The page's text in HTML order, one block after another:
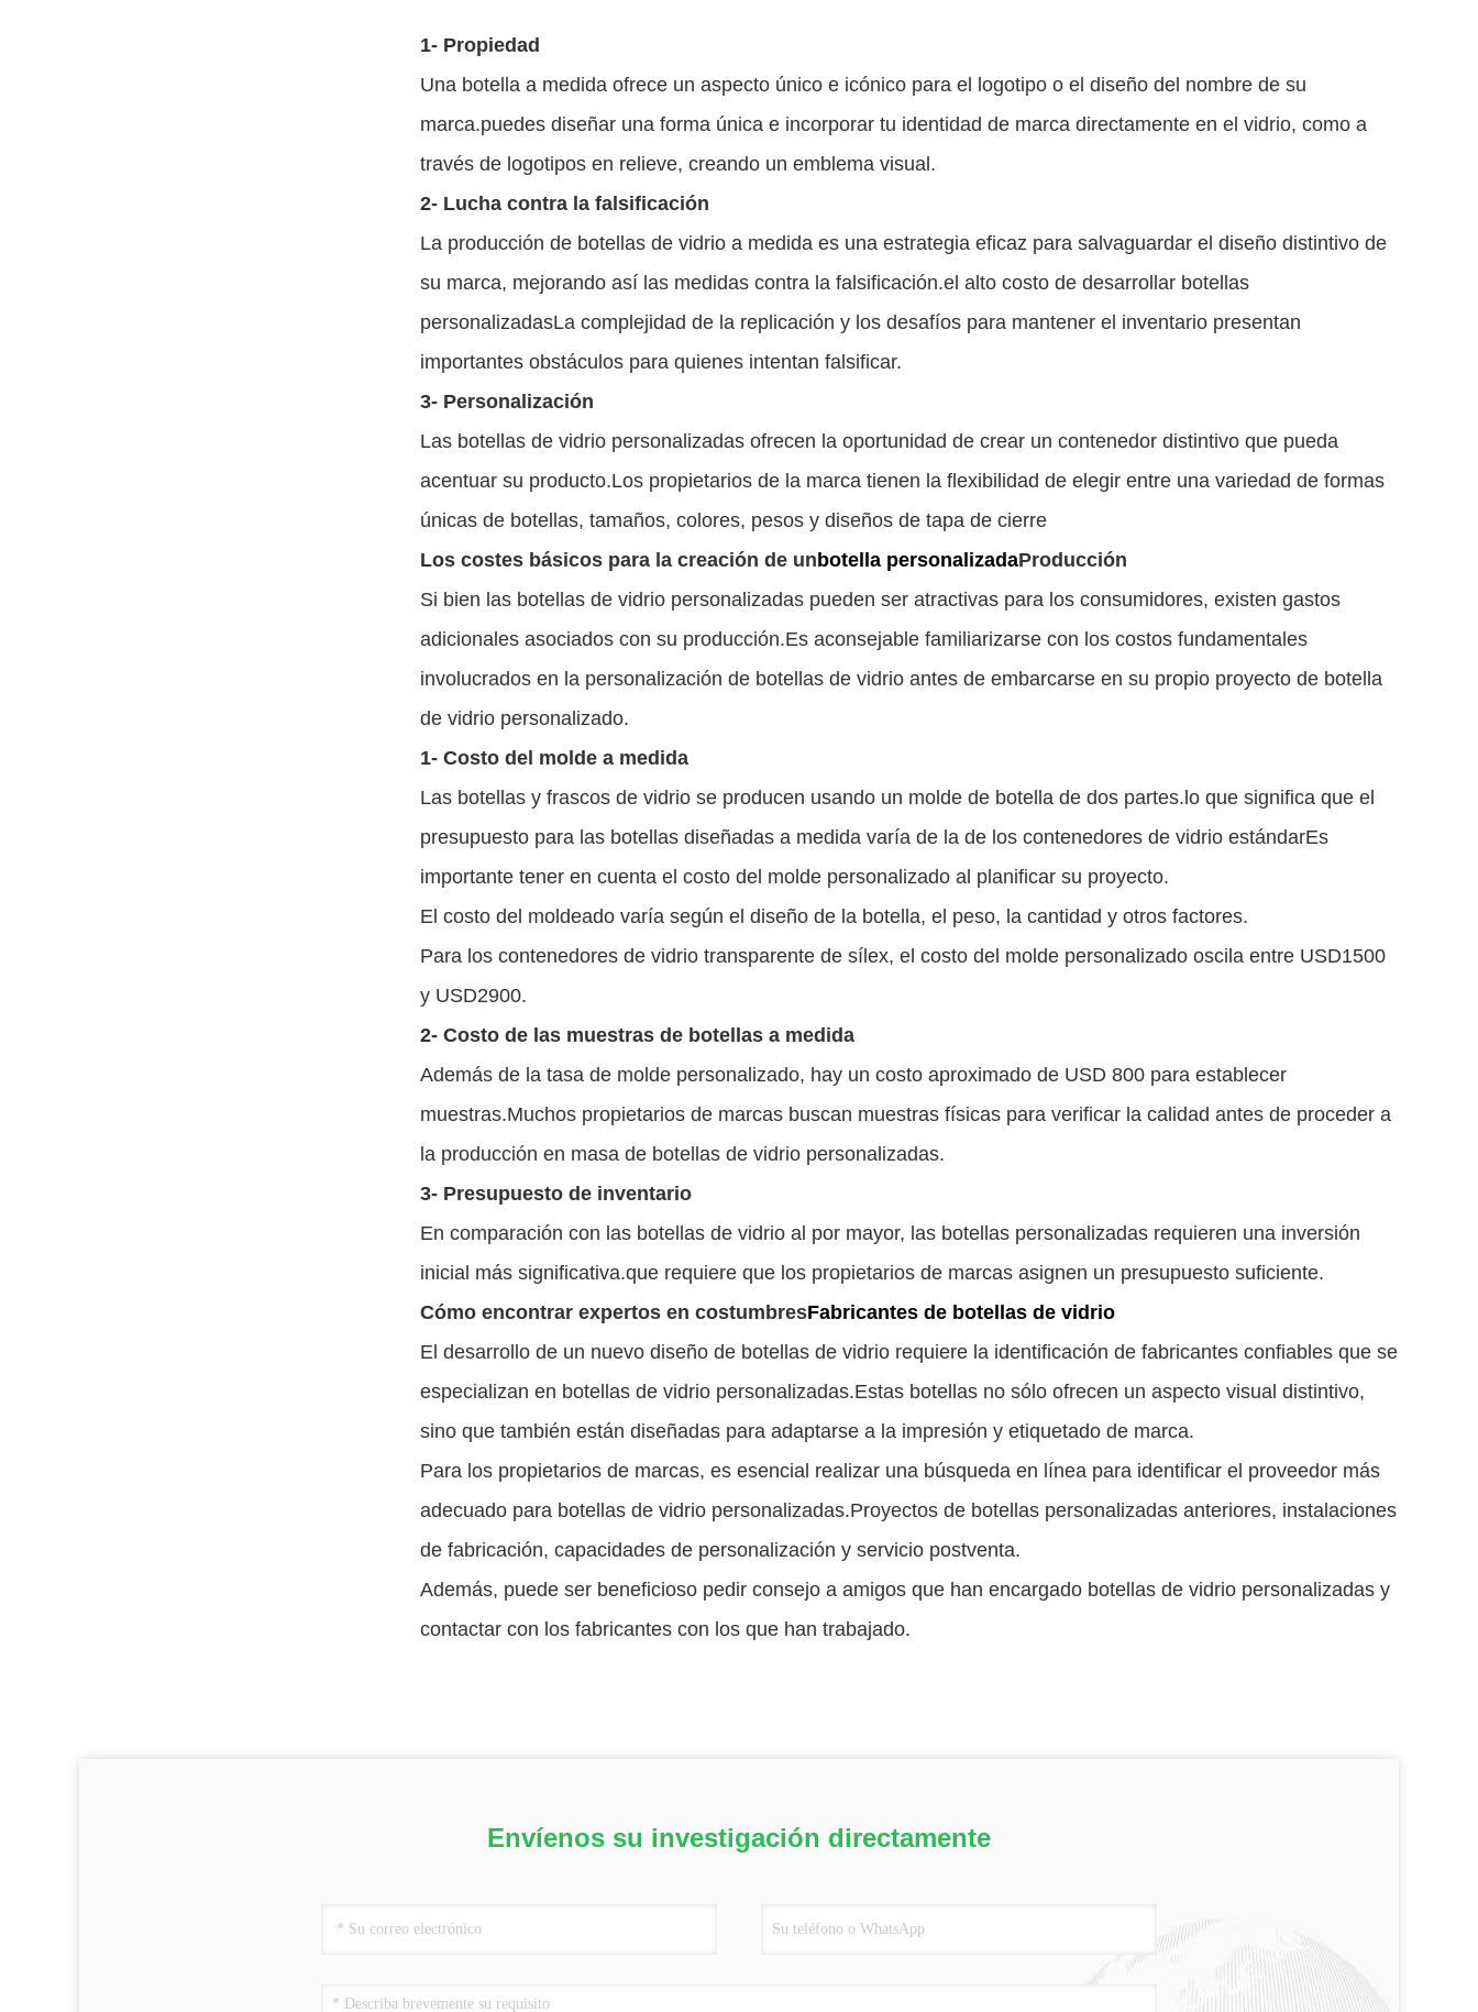
1- Propiedad
Una botella a medida ofrece un aspecto único e icónico para el logotipo o el diseño del nombre de su
marca.puedes diseñar una forma única e incorporar tu identidad de marca directamente en el vidrio, como a
través de logotipos en relieve, creando un emblema visual.
2- Lucha contra la falsificación
La producción de botellas de vidrio a medida es una estrategia eficaz para salvaguardar el diseño distintivo de
su marca, mejorando así las medidas contra la falsificación.el alto costo de desarrollar botellas
personalizadasLa complejidad de la replicación y los desafíos para mantener el inventario presentan
importantes obstáculos para quienes intentan falsificar.
3- Personalización
Las botellas de vidrio personalizadas ofrecen la oportunidad de crear un contenedor distintivo que pueda
acentuar su producto.Los propietarios de la marca tienen la flexibilidad de elegir entre una variedad de formas
únicas de botellas, tamaños, colores, pesos y diseños de tapa de cierre
Los costes básicos para la creación de un botella personalizadaProducción
Si bien las botellas de vidrio personalizadas pueden ser atractivas para los consumidores, existen gastos
adicionales asociados con su producción.Es aconsejable familiarizarse con los costos fundamentales
involucrados en la personalización de botellas de vidrio antes de embarcarse en su propio proyecto de botella
de vidrio personalizado.
1- Costo del molde a medida
Las botellas y frascos de vidrio se producen usando un molde de botella de dos partes.lo que significa que el
presupuesto para las botellas diseñadas a medida varía de la de los contenedores de vidrio estándarEs
importante tener en cuenta el costo del molde personalizado al planificar su proyecto.
El costo del moldeado varía según el diseño de la botella, el peso, la cantidad y otros factores.
Para los contenedores de vidrio transparente de sílex, el costo del molde personalizado oscila entre USD1500
y USD2900.
2- Costo de las muestras de botellas a medida
Además de la tasa de molde personalizado, hay un costo aproximado de USD 800 para establecer
muestras.Muchos propietarios de marcas buscan muestras físicas para verificar la calidad antes de proceder a
la producción en masa de botellas de vidrio personalizadas.
3- Presupuesto de inventario
En comparación con las botellas de vidrio al por mayor, las botellas personalizadas requieren una inversión
inicial más significativa.que requiere que los propietarios de marcas asignen un presupuesto suficiente.
Cómo encontrar expertos en costumbresFabricantes de botellas de vidrio
El desarrollo de un nuevo diseño de botellas de vidrio requiere la identificación de fabricantes confiables que se
especializan en botellas de vidrio personalizadas.Estas botellas no sólo ofrecen un aspecto visual distintivo,
sino que también están diseñadas para adaptarse a la impresión y etiquetado de marca.
Para los propietarios de marcas, es esencial realizar una búsqueda en línea para identificar el proveedor más
adecuado para botellas de vidrio personalizadas.Proyectos de botellas personalizadas anteriores, instalaciones
de fabricación, capacidades de personalización y servicio postventa.
Además, puede ser beneficioso pedir consejo a amigos que han encargado botellas de vidrio personalizadas y
contactar con los fabricantes con los que han trabajado.
Envíenos su investigación directamente